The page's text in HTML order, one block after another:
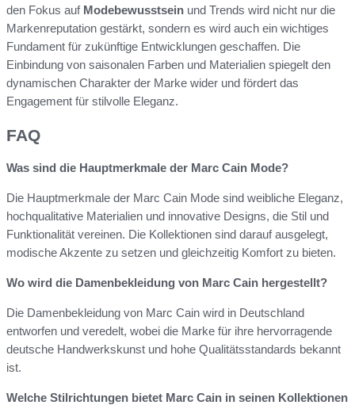
den Fokus auf Modebewusstsein und Trends wird nicht nur die
Markenreputation gestärkt, sondern es wird auch ein wichtiges
Fundament für zukünftige Entwicklungen geschaffen. Die
Einbindung von saisonalen Farben und Materialien spiegelt den
dynamischen Charakter der Marke wider und fördert das
Engagement für stilvolle Eleganz.
FAQ
Was sind die Hauptmerkmale der Marc Cain Mode?
Die Hauptmerkmale der Marc Cain Mode sind weibliche Eleganz,
hochqualitative Materialien und innovative Designs, die Stil und
Funktionalität vereinen. Die Kollektionen sind darauf ausgelegt,
modische Akzente zu setzen und gleichzeitig Komfort zu bieten.
Wo wird die Damenbekleidung von Marc Cain hergestellt?
Die Damenbekleidung von Marc Cain wird in Deutschland
entworfen und veredelt, wobei die Marke für ihre hervorragende
deutsche Handwerkskunst und hohe Qualitätsstandards bekannt
ist.
Welche Stilrichtungen bietet Marc Cain in seinen Kollektionen